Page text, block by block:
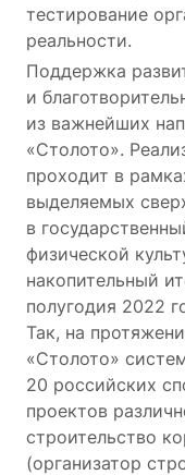
тестирование
реальности.
Поддержка
и
из важнейших
«Столото».
проходит в
выделяемых
в
физической
накопительный
полугодия 2022
Так, на
«Столото»
20 российских
проектов
строительство
(организатор